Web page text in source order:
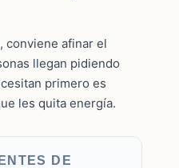
conviene afinar el
llegan pidiendo
primero es
les quita energía.
DE